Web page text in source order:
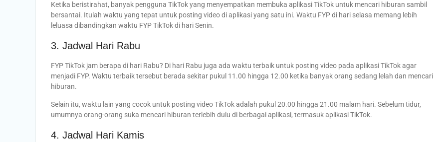
Ketika beristirahat, banyak pengguna TikTok yang menyempatkan membuka aplikasi TikTok untuk mencari hiburan sambil
bersantai. Itulah waktu yang tepat untuk posting video di aplikasi yang satu ini. Waktu FYP di hari selasa memang lebih
leluasa dibandingkan waktu FYP TikTok di hari Senin.
3. Jadwal Hari Rabu
FYP TikTok jam berapa di hari Rabu? Di hari Rabu juga ada waktu terbaik untuk posting video pada aplikasi TikTok agar
menjadi FYP. Waktu terbaik tersebut berada sekitar pukul 11.00 hingga 12.00 ketika banyak orang sedang lelah dan mencari
hiburan.
Selain itu, waktu lain yang cocok untuk posting video TikTok adalah pukul 20.00 hingga 21.00 malam hari. Sebelum tidur,
umumnya orang-orang suka mencari hiburan terlebih dulu di berbagai aplikasi, termasuk aplikasi TikTok.
4. Jadwal Hari Kamis